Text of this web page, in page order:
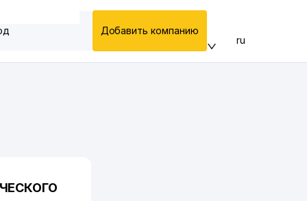
Добавить компанию
ru